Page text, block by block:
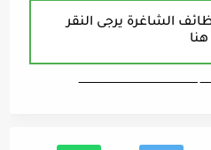
الشاغرة يرجى النقر
هنا
ـــــــــــــــــــــــــــــــــــــــــــــــــــــــــــــــــــ